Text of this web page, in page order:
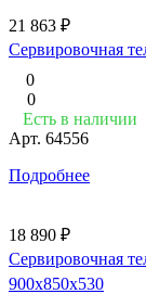
21 863 ₽
Сервировочная
0
0
Есть в наличии
Арт. 64556
Подробнее
18 890 ₽
Сервировочная
900x850x530